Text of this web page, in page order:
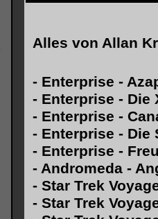
Alles von Allan
- Enterprise -
- Enterprise - Die
- Enterprise -
- Enterprise - Die
- Enterprise -
- Andromeda -
- Star Trek
- Star Trek